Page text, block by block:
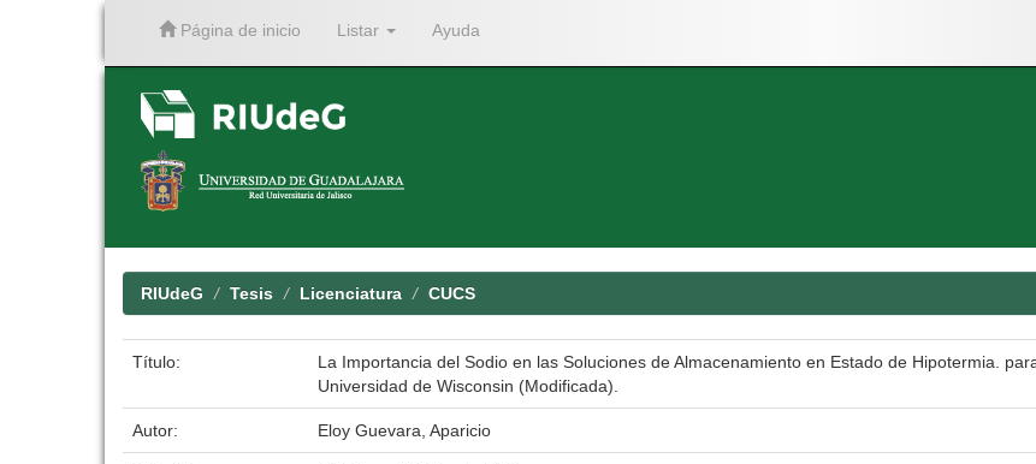
Página de inicio Listar Ayuda
RIUdeG Tesis Licenciatura CUCS
Título:
La Importancia del Sodio en las Soluciones de Almacenamiento en Estado de Hipotermia.
Universidad de Wisconsin (Modificada).
Autor: Eloy Guevara, Aparicio